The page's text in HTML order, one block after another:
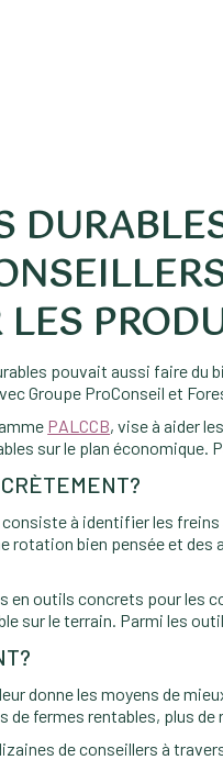
pouvait aussi faire du
Groupe ProConseil et
PALCCB, vise à aider
sur le plan
à identifier les
bien pensée et
outils concrets pour les
sur le terrain. Parmi les
donne les moyens de
de fermes rentables, plus
de conseillers à